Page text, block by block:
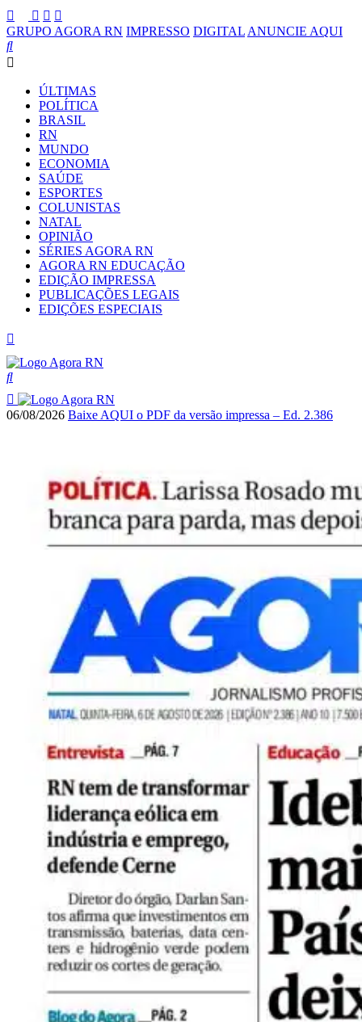
GRUPO AGORA RN IMPRESSO DIGITAL ANUNCIE AQUI
ÚLTIMAS
POLÍTICA
BRASIL
RN
MUNDO
ECONOMIA
SAÚDE
ESPORTES
COLUNISTAS
NATAL
OPINIÃO
SÉRIES AGORA RN
AGORA RN EDUCAÇÃO
EDIÇÃO IMPRESSA
PUBLICAÇÕES LEGAIS
EDIÇÕES ESPECIAIS
06/08/2026 Baixe AQUI o PDF da versão impressa – Ed. 2.386